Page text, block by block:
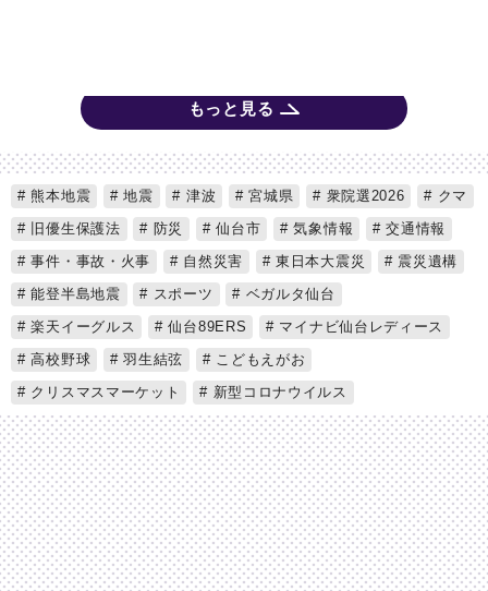
もっと見る
熊本地震 地震 津波 宮城県 衆院選2026
クマ
旧優生保護法
防災 仙台市 気象情報
交通情報
事件・事故・火事
自然災害 東日本大震災
震災遺構
能登半島地震
スポーツ
ベガルタ仙台
楽天イーグルス
仙台89ERS
マイナビ仙台レディース
高校野球
羽生結弦
こどもえがお
クリスマスマーケット
新型コロナウイルス